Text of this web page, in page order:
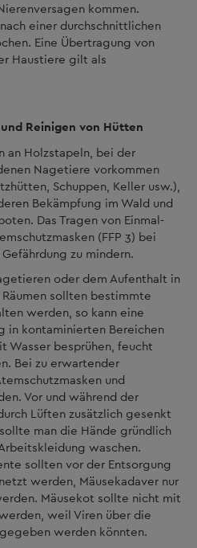
kommen.
einer durchschnittlichen
Eine Übertragung von
Haustiere gilt als
Reinigen von Hütten
an Holzstapeln, bei der
Nagetiere vorkommen
Schuppen, Keller usw.),
Bekämpfung im Wald und
Das Tragen von Einmal-
(FFP 3) bei
zu mindern.
oder dem Aufenthalt in
sollten bestimmte
werden, so kann eine
in kontaminierten Bereichen
Wasser besprühen, feucht
Bei zu erwartender
und
Vor und während der
Lüften zusätzlich gesenkt
man die Hände gründlich
waschen.
sollten vor der Entsorgung
werden, Mäusekadaver nur
Mäusekot sollte nicht mit
weil Viren über die
werden könnten.